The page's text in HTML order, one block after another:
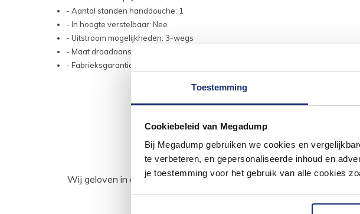
Toestemming
Cookiebeleid van Megadump
Bij Megadump gebruiken we cookies en
te verbeteren, en gepersonaliseerde inhoud en
je toestemming voor het gebruik van alle cookies
- Aantal standen handdouche: 1
- In hoogte verstelbaar: Nee
- Uitstroom mogelijkheden: 3-wegs
- Maat draadaansluiting (inch): 1/2
- Fabrieksgarantie: 2 jaar
Wij geloven in de kracht van delen. Deel jouw badkamer op